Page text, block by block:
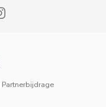
Partnerbijdrage